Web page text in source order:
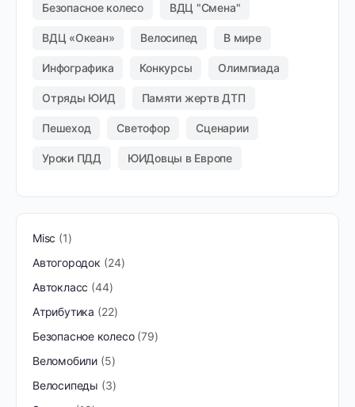
Безопасное колесо ВДЦ "Смена"
ВДЦ «Океан» Велосипед В мире
Инфографика Конкурсы Олимпиада
Отряды ЮИД Памяти жертв ДТП
Пешеход Светофор Сценарии
Уроки ПДД ЮИДовцы в Европе
Misc
1
Автогородок
24
Автокласс 44
Атрибутика
22
Безопасное колесо 79
Веломобили 5
Велосипеды
3